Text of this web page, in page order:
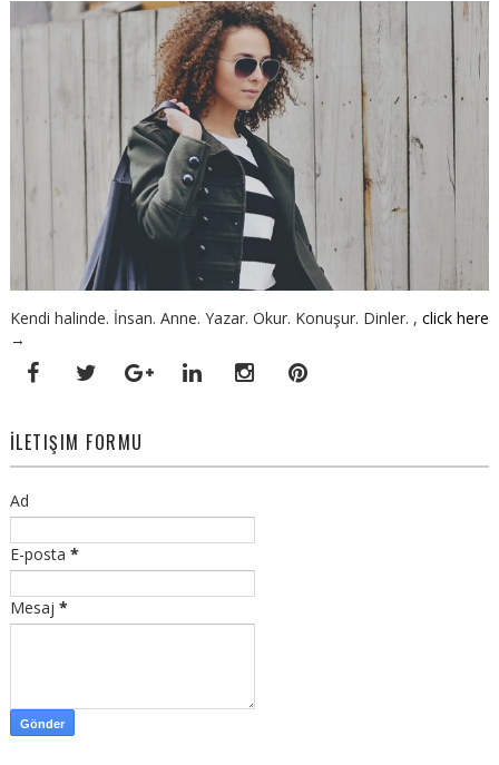
Kendi halinde. İnsan. Anne. Yazar. Okur. Konuşur. Dinler. ,click here
→
İLETIŞIM FORMU
Ad
E-posta *
Mesaj *